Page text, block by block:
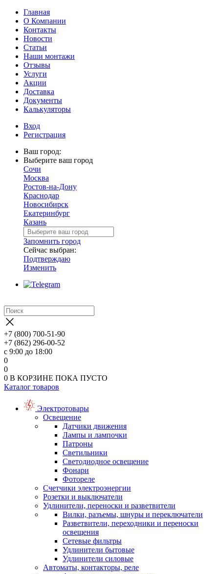
Главная
О Компании
Контакты
Новости
Статьи
Наши монтажи
Отзывы
Услуги
Акции
Доставка
Документы
Калькуляторы
Вход
Регистрация
Ваш город:
Выберите ваш город
Сочи
Москва
Ростов-на-Дону
Краснодар
Новосибирск
Екатеринбург
Казань
Запомнить город
Сейчас выбран:
Подтверждаю
Изменить
+7 (800) 700-51-90
+7 (862) 296-00-52
с 9:00 до 18:00
0
0
0 В КОРЗИНЕ ПОКА ПУСТО
Каталог товаров
Электротовары
Освещение
Датчики движения
Лампы и лампочки
Патроны
Светильники
Светодиодное освещение
Фонари
Фотореле
Счетчики электроэнергии
Розетки и выключатели
Удлинители, переноски и разветвители
Вилки, разъемы, шнуры и переключатели
Разветвители, переходники и переноски
освещения
Сетевые фильтры
Удлинители бытовые
Удлинители силовые
Автоматы, контакторы, реле